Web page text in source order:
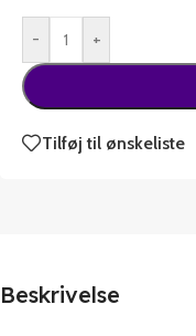
- +
Tilføj til ønskeliste
Beskrivelse